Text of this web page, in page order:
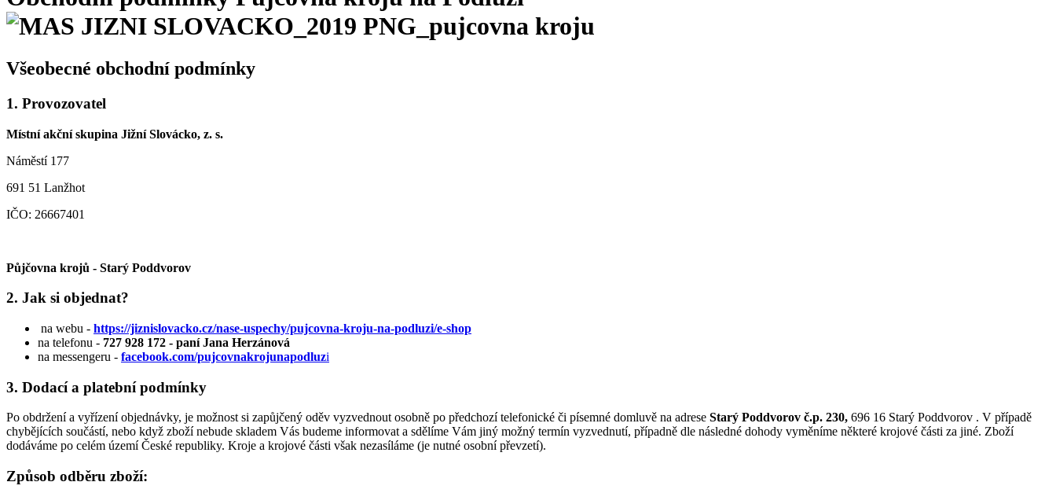
Všeobecné obchodní podmínky
1. Provozovatel
Místní akční skupina Jižní Slovácko, z. s.
Náměstí 177
691 51 Lanžhot
IČO: 26667401
Půjčovna krojů - Starý Poddvorov
2. Jak si objednat?
na webu - https://jiznislovacko.cz/nase-uspechy/pujcovna-kroju-na-podluzi/e-shop
na telefonu - 727 928 172 - paní Jana Herzánová
na messengeru - facebook.com/pujcovnakrojunapodluzi
3. Dodací a platební podmínky
Po obdržení a vyřízení objednávky, je možnost si zapůjčený oděv vyzvednout osobně po předchozí telefonické či písemné domluvě na adrese Starý Poddvorov č.p. 230, 696 16 Starý Poddvorov . V případě
chybějících součástí, nebo když zboží nebude skladem Vás budeme informovat a sdělíme Vám jiný možný termín vyzvednutí, případně dle následné dohody vyměníme některé krojové části za jiné. Zboží
dodáváme po celém území České republiky. Kroje a krojové části však nezasíláme (je nutné osobní převzetí).
Způsob odběru zboží: